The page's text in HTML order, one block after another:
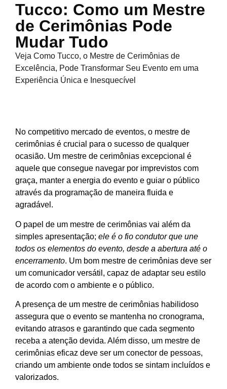
Tucco: Como um Mestre
de Cerimônias Pode
Mudar Tudo
Veja Como Tucco, o Mestre de Cerimônias de
Excelência, Pode Transformar Seu Evento em uma
Experiência Única e Inesquecível
No competitivo mercado de eventos, o mestre de
cerimônias é crucial para o sucesso de qualquer
ocasião. Um mestre de cerimônias excepcional é
aquele que consegue navegar por imprevistos com
graça, manter a energia do evento e guiar o público
através da programação de maneira fluida e
agradável.
O papel de um mestre de cerimônias vai além da
simples apresentação; ele é o fio condutor que une
todos os elementos do evento, desde a abertura até o
encerramento. Um bom mestre de cerimônias deve ser
um comunicador versátil, capaz de adaptar seu estilo
de acordo com o ambiente e o público.
A presença de um mestre de cerimônias habilidoso
assegura que o evento se mantenha no cronograma,
evitando atrasos e garantindo que cada segmento
receba a atenção devida. Além disso, um mestre de
cerimônias eficaz deve ser um conector de pessoas,
criando um ambiente onde todos se sintam incluídos e
valorizados.